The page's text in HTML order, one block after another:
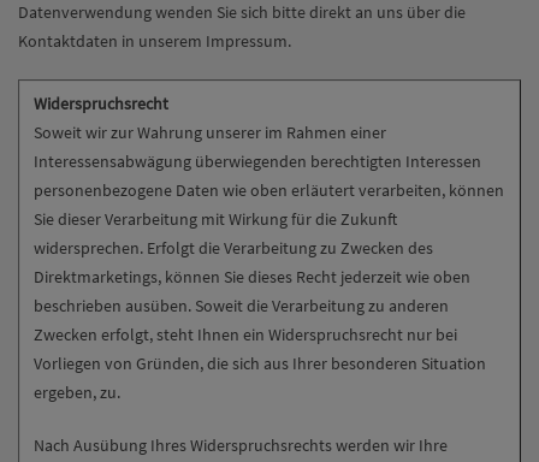
Datenverwendung wenden Sie sich bitte direkt an uns über die
Kontaktdaten in unserem Impressum.
Widerspruchsrecht
Soweit wir zur Wahrung unserer im Rahmen einer
Interessensabwägung überwiegenden berechtigten Interessen
personenbezogene Daten wie oben erläutert verarbeiten, können
Sie dieser Verarbeitung mit Wirkung für die Zukunft
widersprechen. Erfolgt die Verarbeitung zu Zwecken des
Direktmarketings, können Sie dieses Recht jederzeit wie oben
beschrieben ausüben. Soweit die Verarbeitung zu anderen
Zwecken erfolgt, steht Ihnen ein Widerspruchsrecht nur bei
Vorliegen von Gründen, die sich aus Ihrer besonderen Situation
ergeben, zu.
Nach Ausübung Ihres Widerspruchsrechts werden wir Ihre